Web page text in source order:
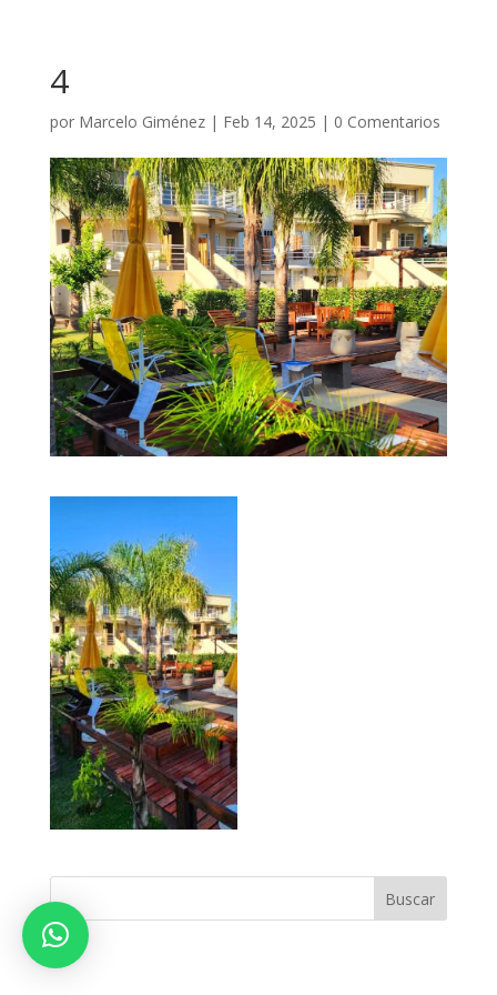
4
por Marcelo Giménez| Feb 14, 2025 | 0 Comentarios